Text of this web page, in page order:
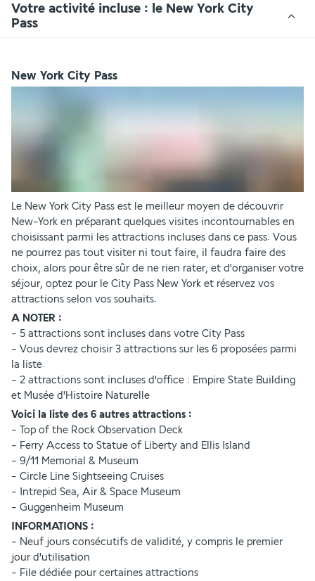
Votre activité incluse : le New York City
Pass
New York City Pass
Le New York City Pass est le meilleur moyen de découvrir
New-York en préparant quelques visites incontournables en
choisissant parmi les attractions incluses dans ce pass. Vous
ne pourrez pas tout visiter ni tout faire, il faudra faire des
choix, alors pour être sûr de ne rien rater, et d'organiser votre
séjour, optez pour le City Pass New York et réservez vos
attractions selon vos souhaits.
A NOTER :
- 5 attractions sont incluses dans votre City Pass
- Vous devrez choisir 3 attractions sur les 6 proposées parmi
la liste.
- 2 attractions sont incluses d'office : Empire State Building
et Musée d'Histoire Naturelle
Voici la liste des 6 autres attractions :
- Top of the Rock Observation Deck
- Ferry Access to Statue of Liberty and Ellis Island
- 9/11 Memorial & Museum
- Circle Line Sightseeing Cruises
- Intrepid Sea, Air & Space Museum
- Guggenheim Museum
INFORMATIONS :
- Neuf jours consécutifs de validité, y compris le premier
jour d'utilisation
- File dédiée pour certaines attractions